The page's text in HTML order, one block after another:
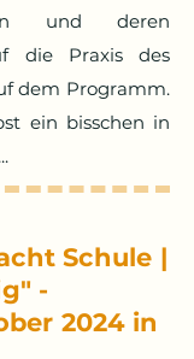
und deren
die Praxis des
dem Programm.
ein bisschen in
Schule |
-
2024 in